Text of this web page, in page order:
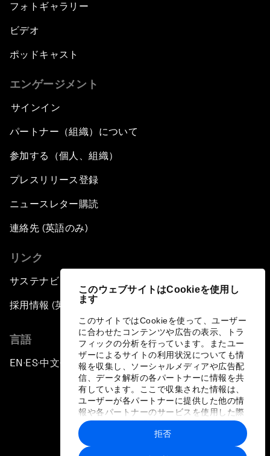
このウェブサイトはCookieを使用し
ます
このサイトではCookieを使って、ユーザー
に合わせたコンテンツや広告の表示、トラ
フィックの分析を行っています。またユー
ザーによるサイトの利用状況についても情
報を収集し、ソーシャルメディアや広告配
信、データ解析の各パートナーに情報を共
有しています。ここで収集された情報は、
ユーザーが各パートナーに提供した他の情
報や各パートナーのサービスを使用した際
に収集された情報と組み合わされ、各パー
トナーによって使用されることがありま
す。
拒否
フォトギャラリー
ビデオ
ポッドキャスト
エンゲージメント
サインイン
パートナー（組織）について
参加する（個人、組織）
プレスリリース登録
ニュースレター購読
連絡先 (英語のみ)
リンク
サステナビリティへの取り組み
採用情報 (英語のみ)
言語
EN ▪ ES▪中文▪ 日本語
プライバシーポリシーと利用規約